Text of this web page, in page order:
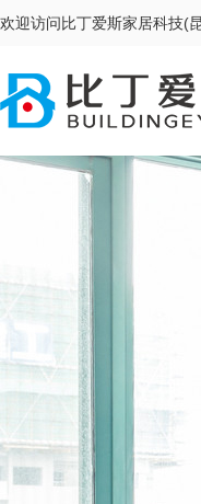
欢迎访问比丁爱斯家居科技(